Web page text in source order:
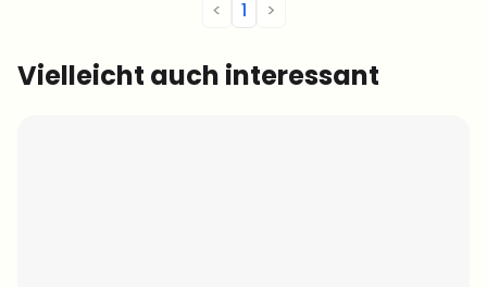
< 1 >
Vielleicht auch interessant